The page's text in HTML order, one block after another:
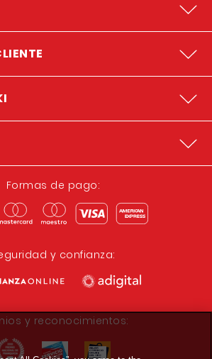
Formas de pago:
y confianza:
y reconocimientos: